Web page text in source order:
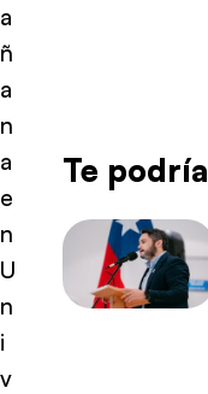
a
ñ
a
n
a
e
n
U
n
i
v
Te